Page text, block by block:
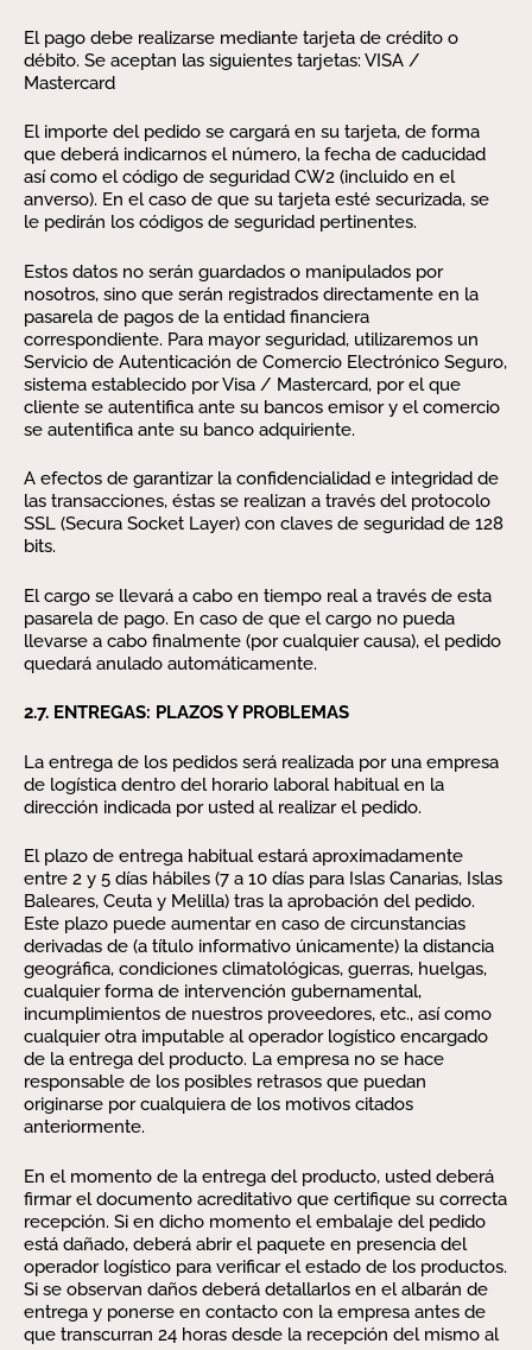
El pago debe realizarse mediante tarjeta de crédito o
débito. Se aceptan las siguientes tarjetas: VISA /
Mastercard
El importe del pedido se cargará en su tarjeta, de forma
que deberá indicarnos el número, la fecha de caducidad
así como el código de seguridad CW2 (incluido en el
anverso). En el caso de que su tarjeta esté securizada, se
le pedirán los códigos de seguridad pertinentes.
Estos datos no serán guardados o manipulados por
nosotros, sino que serán registrados directamente en la
pasarela de pagos de la entidad financiera
correspondiente. Para mayor seguridad, utilizaremos un
Servicio de Autenticación de Comercio Electrónico Seguro,
sistema establecido por Visa / Mastercard, por el que
cliente se autentifica ante su bancos emisor y el comercio
se autentifica ante su banco adquiriente.
A efectos de garantizar la confidencialidad e integridad de
las transacciones, éstas se realizan a través del protocolo
SSL (Secura Socket Layer) con claves de seguridad de 128
bits.
El cargo se llevará a cabo en tiempo real a través de esta
pasarela de pago. En caso de que el cargo no pueda
llevarse a cabo finalmente (por cualquier causa), el pedido
quedará anulado automáticamente.
2.7. ENTREGAS: PLAZOS Y PROBLEMAS
La entrega de los pedidos será realizada por una empresa
de logística dentro del horario laboral habitual en la
dirección indicada por usted al realizar el pedido.
El plazo de entrega habitual estará aproximadamente
entre 2 y 5 días hábiles (7 a 10 días para Islas Canarias, Islas
Baleares, Ceuta y Melilla) tras la aprobación del pedido.
Este plazo puede aumentar en caso de circunstancias
derivadas de (a título informativo únicamente) la distancia
geográfica, condiciones climatológicas, guerras, huelgas,
cualquier forma de intervención gubernamental,
incumplimientos de nuestros proveedores, etc., así como
cualquier otra imputable al operador logístico encargado
de la entrega del producto. La empresa no se hace
responsable de los posibles retrasos que puedan
originarse por cualquiera de los motivos citados
anteriormente.
En el momento de la entrega del producto, usted deberá
firmar el documento acreditativo que certifique su correcta
recepción. Si en dicho momento el embalaje del pedido
está dañado, deberá abrir el paquete en presencia del
operador logístico para verificar el estado de los productos.
Si se observan daños deberá detallarlos en el albarán de
entrega y ponerse en contacto con la empresa antes de
que transcurran 24 horas desde la recepción del mismo al